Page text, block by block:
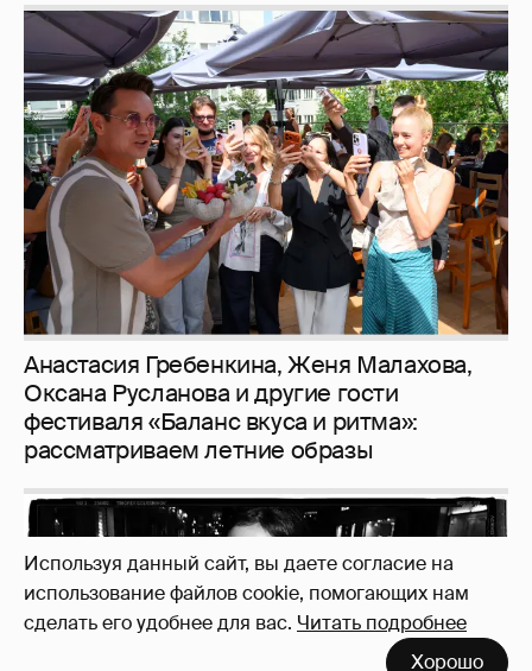
Используя данный сайт, вы даете согласие на
использование файлов cookie, помогающих нам
сделать его удобнее для вас. Читать подробнее
Хорошо
Анастасия Гребенкина, Женя Малахова,
Оксана Русланова и другие гости
фестиваля «Баланс вкуса и ритма»:
рассматриваем летние образы
Рублёвские дочки